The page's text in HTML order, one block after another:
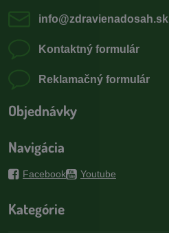
info​@zdravienadosah​.sk
Kontaktný formulár
Reklamačný formulár
Objednávky
Navigácia
Facebook Youtube
Kategórie